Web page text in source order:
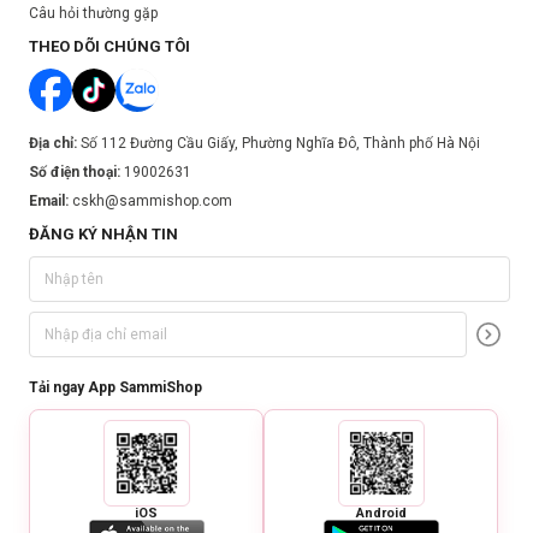
Câu hỏi thường gặp
THEO DÕI CHÚNG TÔI
Địa chỉ: Số 112 Đường Cầu Giấy, Phường Nghĩa Đô, Thành phố Hà Nội
Số điện thoại: 19002631
Email: cskh@sammishop.com
ĐĂNG KÝ NHẬN TIN
Tải ngay App SammiShop
iOS Android